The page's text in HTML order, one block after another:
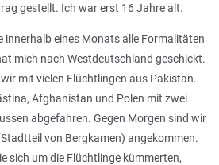
gestellt. Ich war erst 16 Jahre alt.
innerhalb eines Monats alle Formalitäten
mich nach Westdeutschland geschickt.
mit vielen Flüchtlingen aus Pakistan.
Afghanistan und Polen mit zwei
abgefahren. Gegen Morgen sind wir
von Bergkamen) angekommen.
sich um die Flüchtlinge kümmerten,